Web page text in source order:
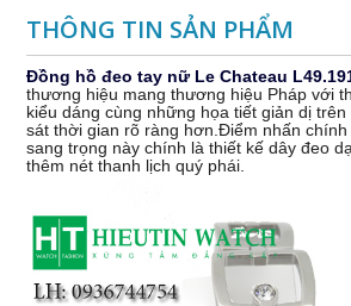
THÔNG TIN SẢN PHẨM
Đồng hồ đeo tay nữ Le Chateau
thương hiệu mang thương hiệu Pháp với
kiểu dáng cùng những họa tiết giản dị
sát thời gian rõ ràng hơn.Điểm nhấn
sang trọng này chính là thiết kế dây đeo
thêm nét thanh lịch quý phái.